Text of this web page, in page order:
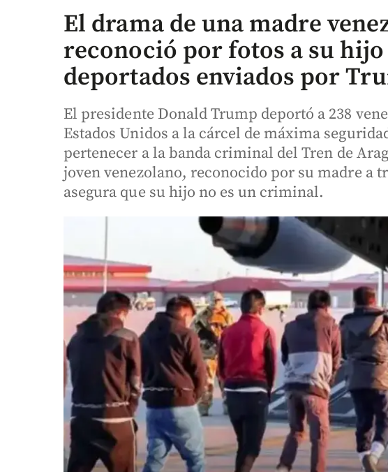
El drama de una madre
reconoció por fotos a su
deportados enviados por
El presidente Donald Trump deportó a 238
Estados Unidos a la cárcel de máxima
pertenecer a la banda criminal del Tren de
joven venezolano, reconocido por su madre a
asegura que su hijo no es un criminal.